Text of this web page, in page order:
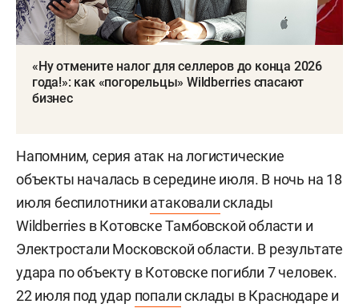
«Ну отмените налог для селлеров до конца 2026
года!»: как «погорельцы» Wildberries спасают
бизнес
Напомним, серия атак на логистические
объекты началась в середине июля. В ночь на 18
июля беспилотники атаковалисклады
Wildberries в Котовске Тамбовской области и
Электростали Московской области. В результате
удара по объекту в Котовске погибли 7 человек.
22 июля под удар попалисклады в Краснодаре и